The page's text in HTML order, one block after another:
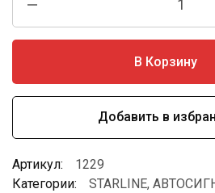
В Корзину
Добавить в
Артикул:
1229
Категории:
STARLINE,